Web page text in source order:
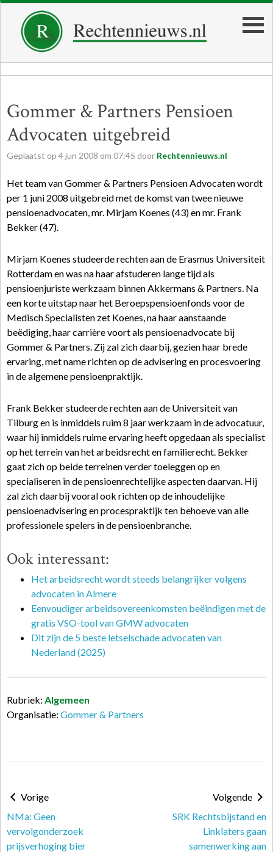
Gommer & Partners Pensioen
Advocaten uitgebreid
Geplaatst op 4jun 2008 om 07:45 door Rechtennieuws.nl
Het team van Gommer & Partners Pensioen Advocaten wordt
per 1 juni 2008 uitgebreid met de komst van twee nieuwe
pensioenadvocaten, mr. Mirjam Koenes (43) en mr. Frank
Bekker (47).
Mirjam Koenes studeerde rechten aan de Erasmus Universiteit
Rotterdam en was na haar afstuderen lange tijd als
pensioenjuriste werkzaam binnen Akkermans & Partners. Na
een korte uitstap naar het Beroepspensioenfonds voor de
Medisch Specialisten zet Koenes, na haar aanstaande
beëdiging, haar carrière voort als pensioenadvocate bij
Gommer & Partners. Zij zal zich daarbij, gezien haar brede
ervaring, met name richten op de advisering en procesvoering
in de algemene pensioenpraktijk.
Frank Bekker studeerde rechten aan de Universiteit van
Tilburg en is inmiddels ruim 8 jaar werkzaam in de advocatuur,
waar hij inmiddels ruime ervaring heeft opgedaan als specialist
op het terrein van het arbeidsrecht en familierecht. Bekker
gaat zich op beide terreinen verder toeleggen op en
specialiseren in de pensioenrechtelijke aspecten daarvan. Hij
zal zich daarbij vooral ook richten op de inhoudelijke
pensioenadvisering en procespraktijk ten behoeve van alle
professionele spelers in de pensioenbranche.
Ook interessant:
Het arbeidsrecht wordt steeds belangrijker volgens
advocaten in Almere
Eenvoudiger arbeidsovereenkomsten beëindigen met de
gratis VSO-tool van GMW advocaten
Dit zijn de 5 beste letselschade advocaten van
Nederland (2025)
Rubriek: Algemeen
Organisatie: Gommer & Partners
Vorige
NMa: Geen
vervolgonderzoek
prijsverhoging bier
Volgende
SRK Rechtsbijstand en
Linklaters gaan
samenwerking aan